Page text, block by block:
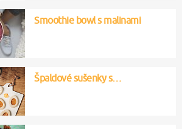
Smoothie bowl s malinami
Špaldové sušenky s…